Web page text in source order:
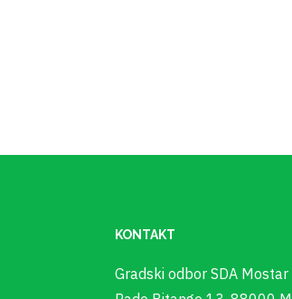
KONTAKT
Gradski odbor SDA Mostar